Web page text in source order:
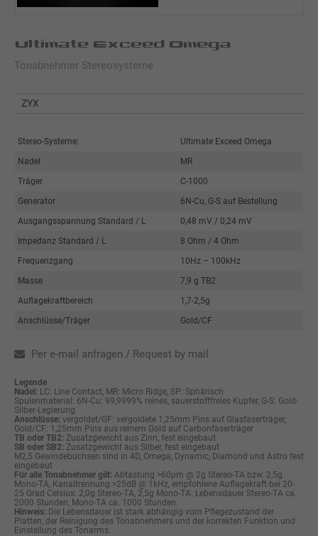
Ultimate Exceed Omega
Tonabnehmer Stereosysteme
ZYX
Stereo-Systeme:
Ultimate Exceed Omega
Nadel
MR
Träger
C-1000
Generator
6N-Cu, G-S auf Bestellung
Ausgangsspannung Standard / L
0,48 mV / 0,24 mV
Impedanz Standard / L
8 Ohm / 4 Ohm
Frequenzgang
10Hz – 100kHz
Masse
7,9 g TB2
Auflagekraftbereich
1,7-2,5g
Anschlüsse/Träger
Gold/CF
Per e-mail anfragen / Request by mail
Legende
Nadel: LC: Line Contact, MR: Micro Ridge, SP: Sphärisch
Spulenmaterial: 6N-Cu: 99,9999% reines, sauerstofffreies Kupfer, G-S: Gold-
Silber-Legierung
Anschlüsse: vergoldet/GF: vergoldete 1,25mm Pins auf Glasfaserträger,
Gold/CF: 1,25mm Pins aus reinem Gold auf Carbonfaserträger
TB oder TB2: Zusatzgewicht aus Zinn, fest eingebaut
SB oder SB2: Zusatzgewicht aus Silber, fest eingebaut
M2,5 Gewindebuchsen sind in 4D, Omega, Dynamic, Diamond und Astro fest
eingebaut
Für alle Tonabnehmer gilt: Abtastung >60µm @ 2g Stereo-TA bzw. 2,5g
Mono-TA, Kanaltrennung >25dB @ 1kHz, empfohlene Auflagekraft bei 20-
25 Grad Celsius: 2,0g Stereo-TA, 2,5g Mono-TA. Lebensdauer Stereo-TA ca.
2000 Stunden, Mono-TA ca. 1000 Stunden.
Hinweis: Die Lebensdauer ist stark abhängig vom Pflegezustand der
Platten, der Reinigung des Tonabnehmers und der korrekten Funktion und
Einstellung des Tonarms.